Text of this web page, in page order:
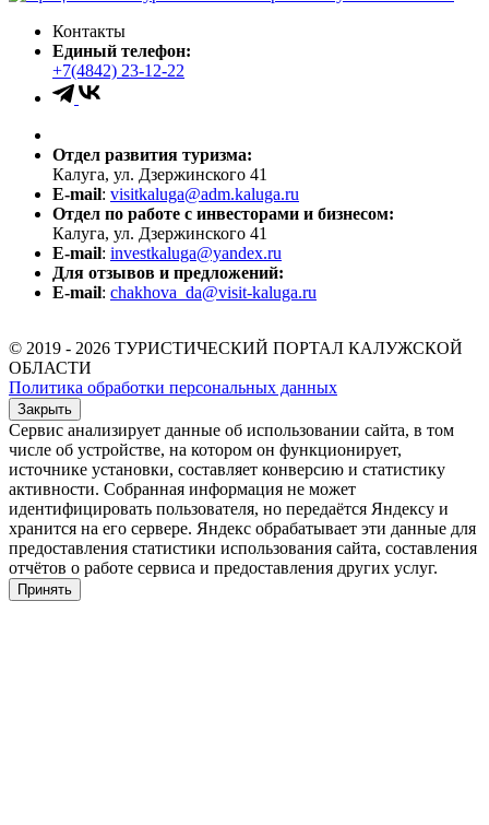
Контакты
Единый телефон:
+7(4842) 23-12-22
Отдел развития туризма:
Калуга, ул. Дзержинского 41
E-mail: visitkaluga@adm.kaluga.ru
Отдел по работе с инвесторами и бизнесом:
Калуга, ул. Дзержинского 41
E-mail: investkaluga@yandex.ru
Для отзывов и предложений:
E-mail: chakhova_da@visit-kaluga.ru
© 2019 - 2026 ТУРИСТИЧЕСКИЙ ПОРТАЛ КАЛУЖСКОЙ
ОБЛАСТИ
Политика обработки персональных данных
Закрыть
Сервис анализирует данные об использовании сайта, в том
числе об устройстве, на котором он функционирует,
источнике установки, составляет конверсию и статистику
активности. Собранная информация не может
идентифицировать пользователя, но передаётся Яндексу и
хранится на его сервере. Яндекс обрабатывает эти данные для
предоставления статистики использования сайта, составления
отчётов о работе сервиса и предоставления других услуг.
Принять